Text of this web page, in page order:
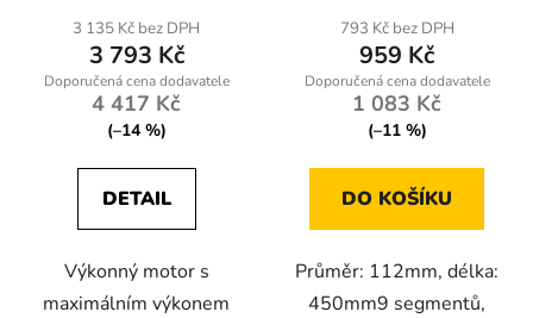
3 135 Kč bez DPH
3 793 Kč
4 417 Kč
(–14 %)
DETAIL
Výkonný motor s
maximálním výkonem
793 Kč bez DPH
959 Kč
1 083 Kč
(–11 %)
DO KOŠÍKU
Průměr: 112mm, délka:
450mm9 segmentů,